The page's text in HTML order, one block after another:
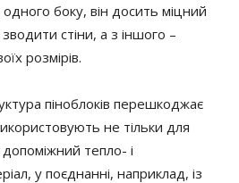
боку, він досить міцний
стіни, а з іншого –
розмірів.
піноблоків перешкоджає
не тільки для
допоміжний тепло- і
у поєднанні, наприклад, із